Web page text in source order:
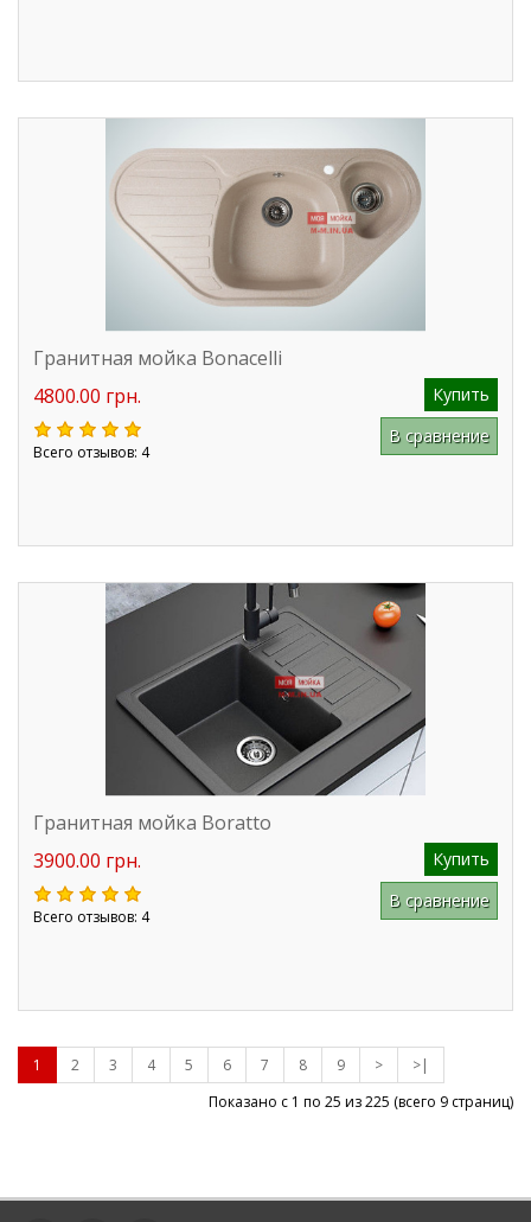
Гранитная мойка Bonacelli
4800.00 грн.
Купить
Всего отзывов: 4
В сравнение
Гранитная мойка Boratto
3900.00 грн.
Купить
Всего отзывов: 4
В сравнение
1 2 3 4 5 6 7 8 9 >
>|
Показано с 1 по 25 из225 (всего 9 страниц)